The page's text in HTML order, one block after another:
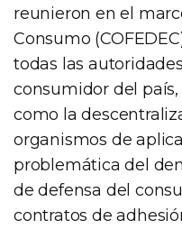
reunieron en el
Consumo
todas las
consumidor del
como la
organismos de
problemática del
de defensa del
contratos de